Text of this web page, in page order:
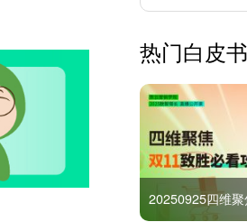
热门白皮书
20250925四维